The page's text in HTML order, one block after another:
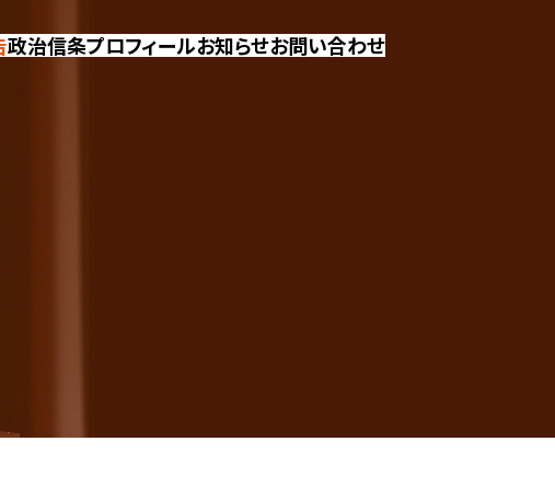
政治信条プロフィールお知らせお問い合わせ